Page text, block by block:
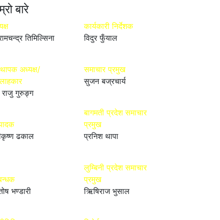
बारे
तिमिल्सिना
अध्यक्ष/
राजु गुरुङ्ग
ढकाल
भण्डारी
कार्यकारी निर्देशक
विदुर फुँयाल
समाचार प्रमुख
सुजन बज्रचार्य
बागमती प्रदेश समाचार
प्रमुख
प्रनिश थापा
लुम्बिनी प्रदेश समाचार
प्रमुख
ऋिषिराज भुसाल